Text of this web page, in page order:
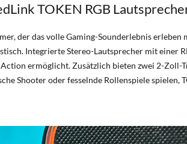
TOKEN RGB
der das volle Gaming-Sounderlebnis
Integrierte Stereo-Lautsprecher mit einer
ermöglicht. Zusätzlich bieten zwei 2-Zoll-
Shooter oder fesselnde Rollenspiele spielen,